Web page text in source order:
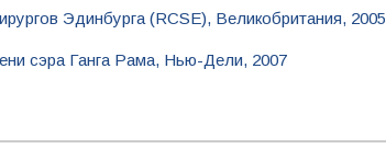
Эдинбурга (RCSE), Великобритания, 2005
сэра Ганга Рама, Нью-Дели, 2007